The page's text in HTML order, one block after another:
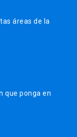
áreas de la
que ponga en